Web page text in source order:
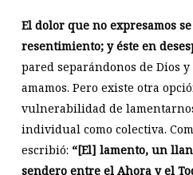
El dolor que no expresamos
resentimiento; y éste en
pared separándonos de Dios
amamos. Pero existe otra
vulnerabilidad de
individual como colectiva.
escribió: “[El] lamento, un
sendero entre el Ahora y el